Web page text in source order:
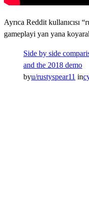
Ayrıca Reddit kullanıcısı
gameplayi yan yana
Side by side
and the 2018 demo
byu/rustyspear11 in